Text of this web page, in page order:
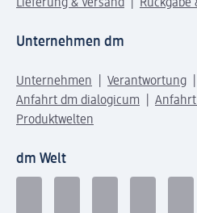
Lieferung & Versand
Rückgabe
Unternehmen dm
Unternehmen Verantwortung
Anfahrt dm dialogicum
Produktwelten
dm Welt